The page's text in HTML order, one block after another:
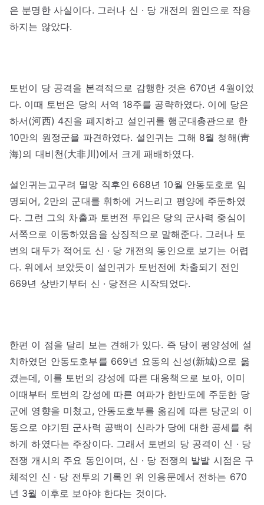
은 분명한 사실이다. 그러나 신 · 당 개전의 원인으로 작용
하지는 않았다.
토번이 당 공격을 본격적으로 감행한 것은 670년 4월이었
다. 이때 토번은 당의 서역 18주를 공략하였다. 이에 당은
하서(河西) 4진을 폐지하고 설인귀를 행군대총관으로 한
10만의 원정군을 파견하였다. 설인귀는 그해 8월 청해(靑
海)의 대비천(大非川)에서 크게 패배하였다.
설인귀는고구려 멸망 직후인 668년 10월 안동도호로 임
명되어, 2만의 군대를 휘하에 거느리고 평양에 주둔하였
다. 그런 그의 차출과 토번전 투입은 당의 군사력 중심이
서쪽으로 이동하였음을 상징적으로 말해준다. 그러나 토
번의 대두가 적어도 신 · 당 개전의 동인으로 보기는 어렵
다. 위에서 보았듯이 설인귀가 토번전에 차출되기 전인
669년 상반기부터 신 · 당전은 시작되었다.
한편 이 점을 달리 보는 견해가 있다. 즉 당이 평양성에 설
치하였던 안동도호부를 669년 요동의 신성(新城)으로 옮
겼는데, 이를 토번의 강성에 따른 대응책으로 보아, 이미
이때부터 토번의 강성에 따른 여파가 한반도에 주둔한 당
군에 영향을 미쳤고, 안동도호부를 옮김에 따른 당군의 이
동으로 야기된 군사력 공백이 신라가 당에 대한 공세를 취
하게 하였다는 주장이다. 그래서 토번의 당 공격이 신 · 당
전쟁 개시의 주요 동인이며, 신 · 당 전쟁의 발발 시점은 구
체적인 신 · 당 전투의 기록인 위 인용문에서 전하는 670
년 3월 이후로 보아야 한다는 것이다.